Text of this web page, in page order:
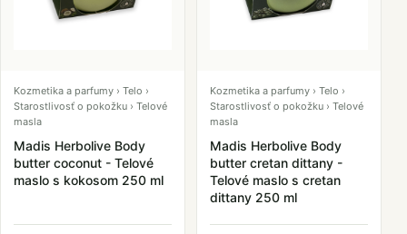
Kozmetika a parfumy › Telo ›
Starostlivosť o pokožku › Telové
masla
Madis Herbolive Body
butter coconut - Telové
maslo s kokosom 250 ml
Kozmetika a parfumy › Telo ›
Starostlivosť o pokožku › Telové
masla
Madis Herbolive Body
butter cretan dittany -
Telové maslo s cretan
dittany 250 ml